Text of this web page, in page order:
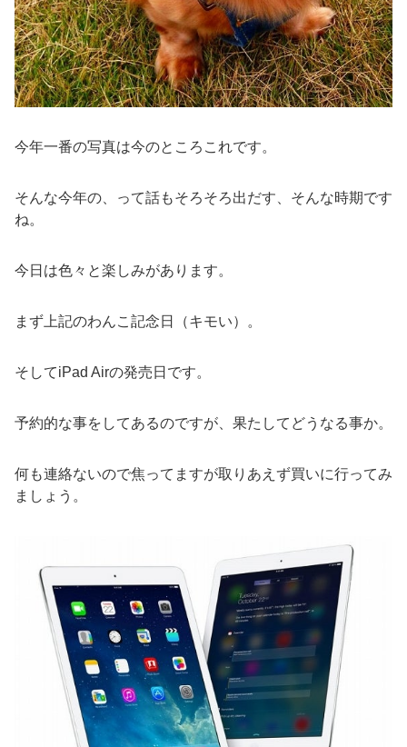
今年一番の写真は今のところこれです。
そんな今年の、って話もそろそろ出だす、そんな時期です
ね。
今日は色々と楽しみがあります。
まず上記のわんこ記念日（キモい）。
そしてiPad Airの発売日です。
予約的な事をしてあるのですが、果たしてどうなる事か。
何も連絡ないので焦ってますが取りあえず買いに行ってみ
ましょう。